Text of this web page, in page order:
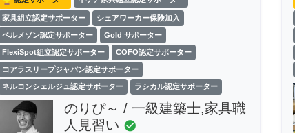
家具組立認定サポーター シェアワーカー保険加入
ベルメゾン認定サポーター Gold サポーター
FlexiSpot組立認定サポーター COFO認定サポーター
コアラスリープジャパン認定サポーター
ネルコンシェルジュ認定サポーター ラシカル認定サポーター
のりぴ～ / 一級建築士,家具職
人見習い check_circle